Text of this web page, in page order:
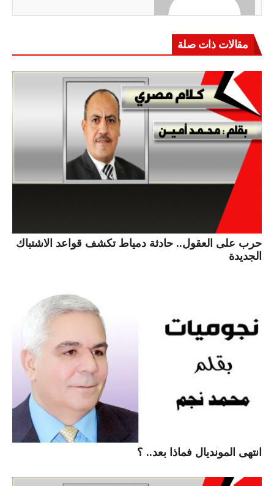
مقالات ذات صلة
حرب على العقول.. حادثة دمياط تكشف قواعد الاشتباك
الجديدة
انتهى المونديال فماذا بعد.. ؟